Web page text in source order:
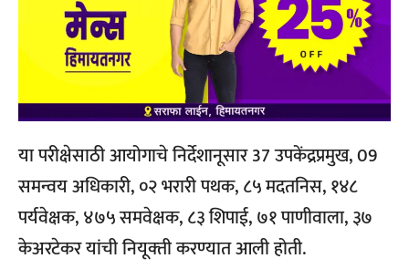
या परीक्षेसाठी आयोगाचे निर्देशानूसार 37 उपकेंद्रप्रमुख, 09
समन्‍वय अधिकारी, ०२ भरारी पथक, ८५ मदतनिस, १४८
पर्यवेक्षक, ४७५ समवेक्षक, ८३ शिपाई, ७१ पाणीवाला, ३७
केअरटेकर यांची नियूक्‍ती करण्‍यात आली होती.